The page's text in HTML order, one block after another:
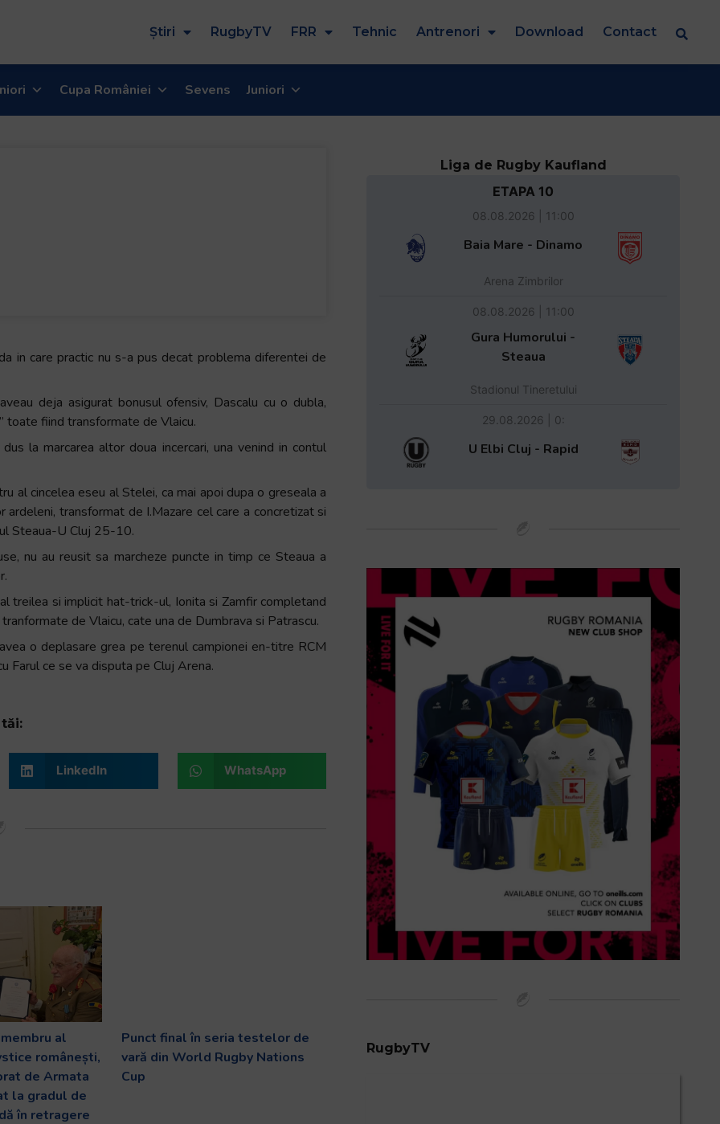
Știri RugbyTV FRR Tehnic Antrenori Download Contact
Cupa României Sevens Juniori
in care practic nu s-a pus decat problema diferentei de
deja asigurat bonusul ofensiv, Dascalu cu o dubla,
toate fiind transformate de Vlaicu.
la marcarea altor doua incercari, una venind in contul
al cincelea eseu al Stelei, ca mai apoi dupa o greseala a
transformat de I.Mazare cel care a concretizat si
Steaua-U Cluj 25-10.
nu au reusit sa marcheze puncte in timp ce Steaua a
treilea si implicit hat-trick-ul, Ionita si Zamfir completand
de Vlaicu, cate una de Dumbrava si Patrascu.
o deplasare grea pe terenul campionei en-titre RCM
Farul ce se va disputa pe Cluj Arena.
LinkedIn WhatsApp
al
românești,
de Armata
la gradul de
în retragere
Punct final în seria testelor de
vară din World Rugby Nations
Cup
Liga de Rugby Kaufland
ETAPA 10
08.08.2026 | 11:00
Baia Mare - Dinamo
Arena Zimbrilor
08.08.2026 | 11:00
Gura Humorului -
Steaua
Stadionul Tineretului
29.08.2026 | 0:
U Elbi Cluj - Rapid
RugbyTV